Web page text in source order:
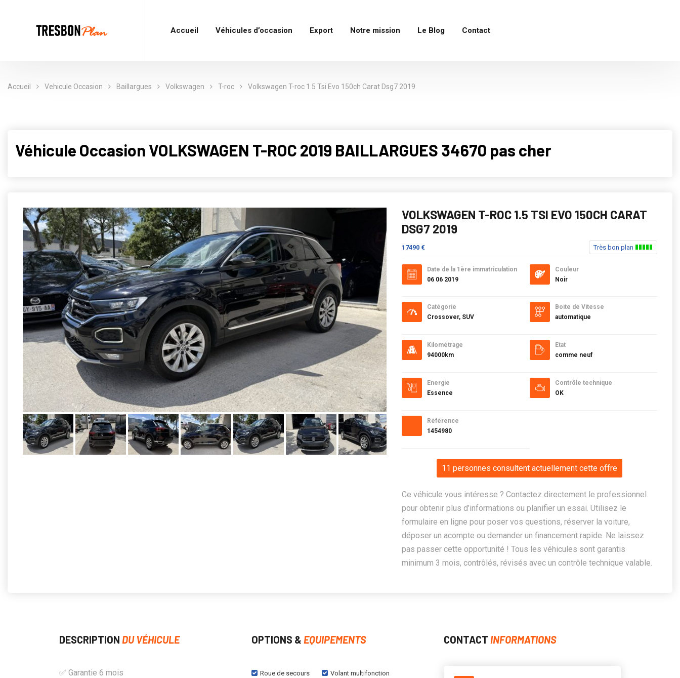
Accueil Véhicules d’occasion Export Notre mission Le Blog Contact
Accueil Vehicule Occasion Baillargues Volkswagen T-roc Volkswagen T-roc 1.5 Tsi Evo 150ch Carat Dsg7 2019
Véhicule Occasion VOLKSWAGEN T-ROC 2019 BAILLARGUES 34670 pas cher
VOLKSWAGEN T-ROC 1.5 TSI EVO 150CH CARAT
DSG7 2019
17490 € Très bon plan
Date de la 1ère immatriculation
06 06 2019
Catégorie
Crossover, SUV
Kilométrage
94000km
Energie
Essence
Référence
1454980
Couleur
Noir
Boite de Vitesse
automatique
Etat
comme neuf
Contrôle technique
OK
11 personnes consultent actuellement cette offre
Ce véhicule vous intéresse ? Contactez directement le professionnel
pour obtenir plus d’informations ou planifier un essai. Utilisez le
formulaire en ligne pour poser vos questions, réserver la voiture,
déposer un acompte ou demander un financement rapide. Ne laissez
pas passer cette opportunité ! Tous les véhicules sont garantis
minimum 3 mois, contrôlés, révisés avec un contrôle technique valable.
DESCRIPTION DU VÉHICULE
✅ Garantie 6 mois
OPTIONS & EQUIPEMENTS
Roue de secours
Volant multifonction
CONTACT INFORMATIONS